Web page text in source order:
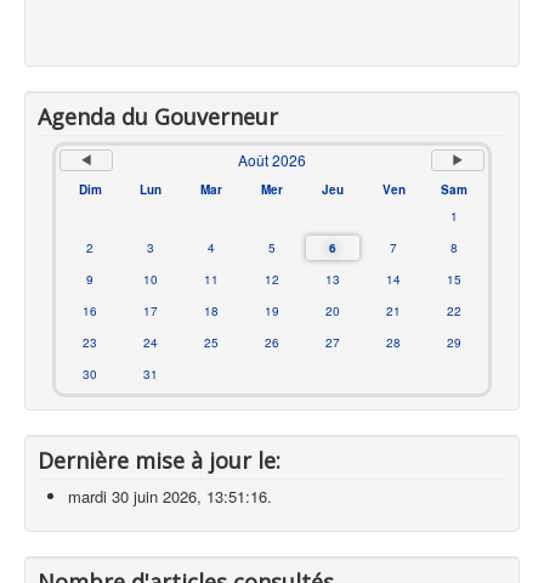
Agenda du Gouverneur
Août 2026
Dim Lun Mar Mer Jeu Ven
Sam
1
2
3 4 5 6 7
8
9
10 11 12 13 14
15
16
17 18 19 20 21
22
23
24 25 26 27 28
29
30
31
Dernière mise à jour le:
mardi 30 juin 2026, 13:51:16.